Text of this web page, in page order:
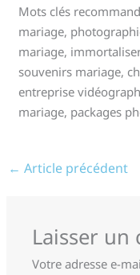
Mots clés
mariage,
mariage,
souvenirs mariage,
entreprise
mariage, packages
← Article précédent
Laisser un
Votre adresse e-